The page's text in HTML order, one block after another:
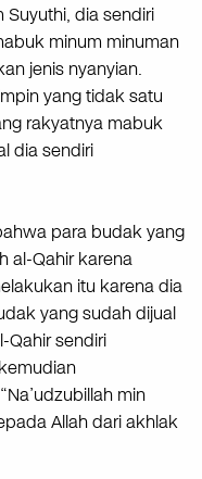
Suyuthi, dia sendiri
minum minuman
jenis nyanyian.
yang tidak satu
rakyatnya mabuk
dia sendiri
para budak yang
al-Qahir karena
itu karena dia
yang sudah dijual
Qahir sendiri
min
Allah dari akhlak